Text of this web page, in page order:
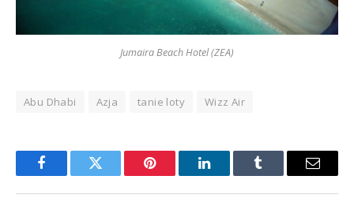
Jumaira Beach Hotel (ZEA)
Abu Dhabi Azja tanie loty Wizz Air
FacebookTwitter Pinterest LinkedInTumblr Email